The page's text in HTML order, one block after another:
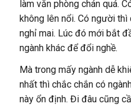
làm văn phòng chán quá.
không lên nổi. Có người
nghỉ mai. Lúc đó mới bắt
ngành khác để đổi nghề.
Mà trong mấy ngành dễ
nhất thì chắc chắn có
này ổn định. Đi đâu cũng